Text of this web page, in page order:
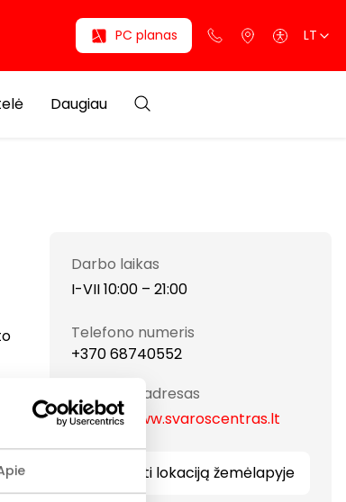
PC planas LT
Daugiau
Darbo laikas
I-VII 10:00 – 21:00
Telefono numeris
+370 68740552
Svetainės adresas
https://www.svaroscentras.lt
Rodyti lokaciją žemėlapyje